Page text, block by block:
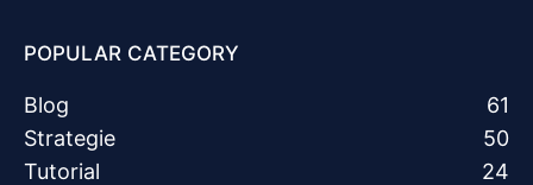
POPULAR CATEGORY
Blog
61
Strategie
50
Tutorial
24